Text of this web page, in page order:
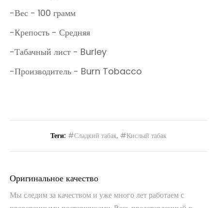
-Вес - 100 грамм
-Крепость - Средняя
-Табачный лист - Burley
-Производитель - Burn Tobacco
Теги: #Сладкий табак, #Кислый табак
Оригинальное качество
Мы следим за качеством и уже много лет работаем с